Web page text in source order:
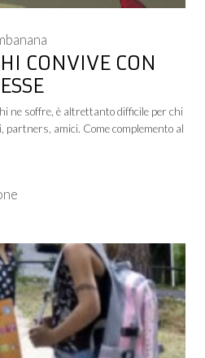
CONVIVE CON
ne soffre, è altrettanto difficile per chi
amici. Come complemento al